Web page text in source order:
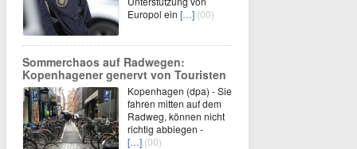
Europol ein […] (00)
Sommerchaos auf Radwegen:
Kopenhagener genervt von Touristen
Kopenhagen (dpa) - Sie
fahren mitten auf dem
Radweg, können nicht
richtig abbiegen -
[…] (00)